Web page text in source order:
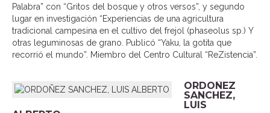
Palabra” con “Gritos del bosque y otros versos”, y segundo
lugar en investigación “Experiencias de una agricultura
tradicional campesina en el cultivo del frejol (phaseolus sp.) Y
otras leguminosas de grano. Publicó “Yaku, la gotita que
recorrió el mundo”. Miembro del Centro Cultural “ReZistencia”.
ORDOÑEZ
SANCHEZ,
LUIS